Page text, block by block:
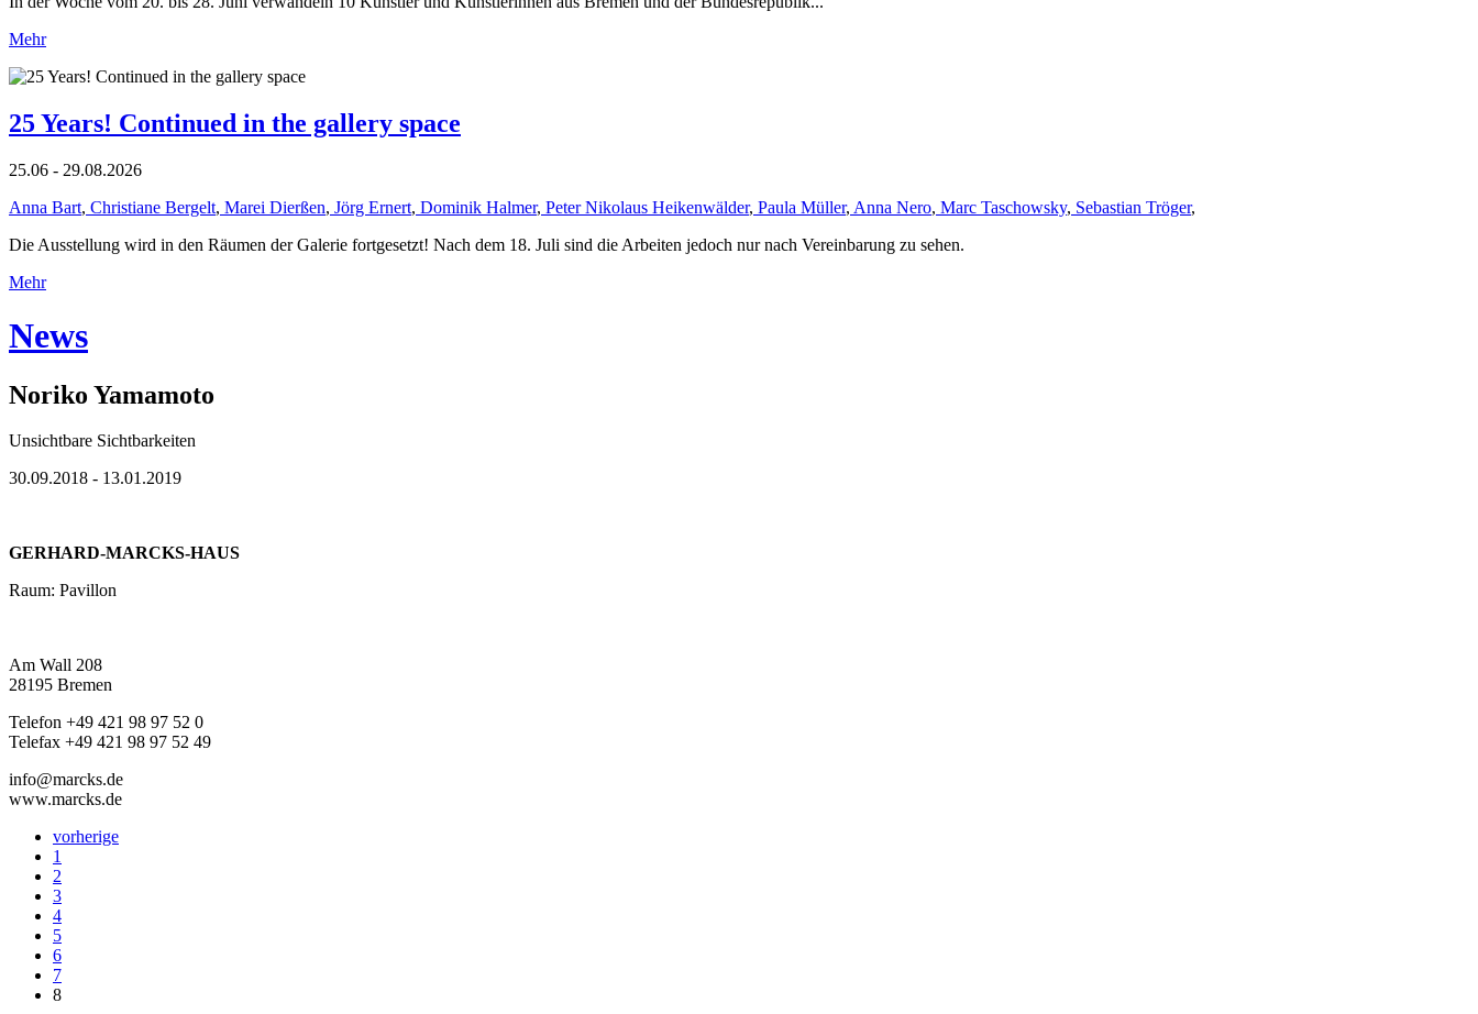
Mehr
25 Years! Continued in the gallery space
25.06 - 29.08.2026
Anna Bart, Christiane Bergelt, Marei Dierßen, Jörg Ernert, Dominik Halmer, Peter Nikolaus Heikenwälder, Paula Müller, Anna Nero, Marc Taschowsky, Sebastian Tröger,
Die Ausstellung wird in den Räumen der Galerie fortgesetzt! Nach dem 18. Juli sind die Arbeiten jedoch nur nach Vereinbarung zu sehen.
Mehr
News
Noriko Yamamoto
Unsichtbare Sichtbarkeiten
30.09.2018 - 13.01.2019
GERHARD-MARCKS-HAUS
Raum: Pavillon
Am Wall 208
28195 Bremen
Telefon +49 421 98 97 52 0
Telefax +49 421 98 97 52 49
info@marcks.de
www.marcks.de
vorherige
1
2
3
4
5
6
7
8